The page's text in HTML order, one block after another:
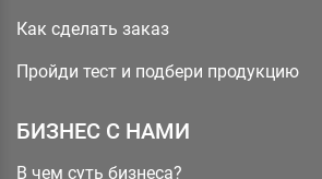
Как сделать заказ
Пройди тест и подбери продукцию
БИЗНЕС С НАМИ
В чем суть бизнеса?